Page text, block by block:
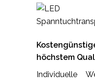
höchstem
Individuelle